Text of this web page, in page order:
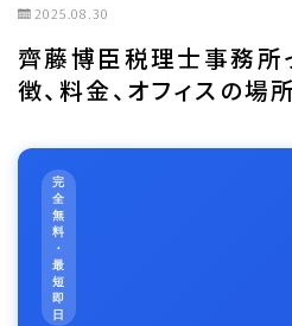
2025.08.30
齊藤博臣税理士事務所
徴、料金、オフィスの場
完
全
無
料
・
最
短
即
日